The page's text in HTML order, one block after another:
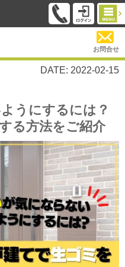
お問合せ
DATE: 2022-02-15
うにするには？
る方法をご紹介